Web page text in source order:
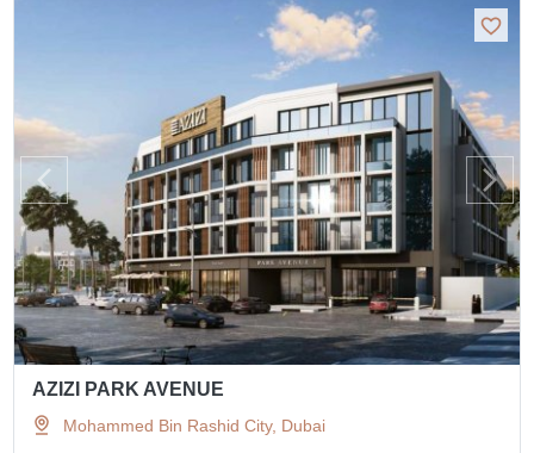
AZIZI PARK AVENUE
Mohammed Bin Rashid City, Dubai